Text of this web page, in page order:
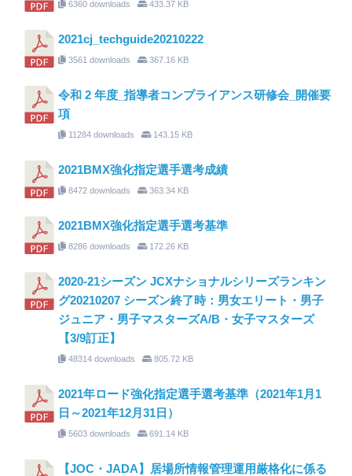
6360 downloads 433.37 KB
2021cj_techguide20210222
3561 downloads 367.16 KB
令和 2 年度_指導者コンプライアンス研修会_開催要
項
11284 downloads 143.15 KB
2021BMX強化指定選手選考成績
8472 downloads 363.34 KB
2021BMX強化指定選手選考基準
8286 downloads 172.26 KB
2020-21シーズン JCXナショナルシリーズランキン
グ20210207 シーズン終了時：男女エリート・男子
ジュニア・男子マスターズA/B・女子マスターズ
【3/9訂正】
48314 downloads 805.72 KB
2021年ロード強化指定選手選考基準（2021年1月1
日～2021年12月31日）
5603 downloads 691.14 KB
【JOC・JADA】居場所情報管理運用厳格化に係る